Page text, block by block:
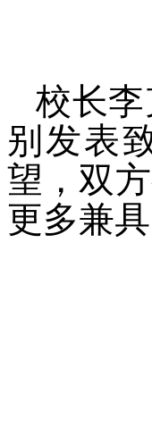
校长
别发表
望，双
更多兼